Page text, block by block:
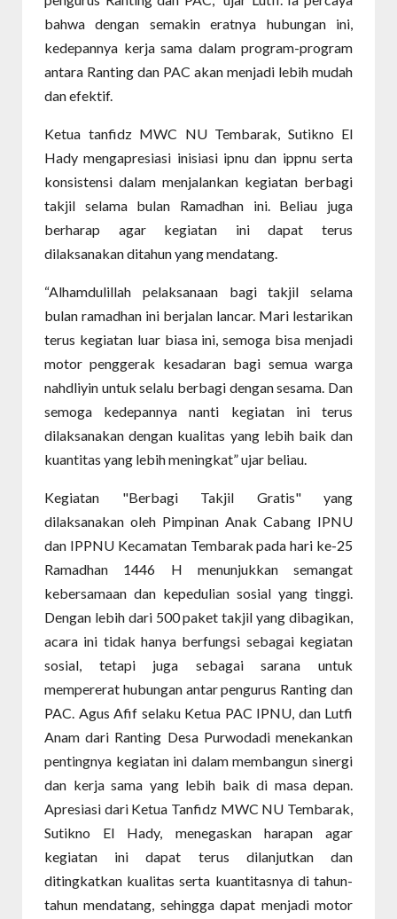
bahwa dengan semakin eratnya hubungan ini,
kedepannya kerja sama dalam program-program
antara Ranting dan PAC akan menjadi lebih mudah
dan efektif.
Ketua tanfidz MWC NU Tembarak, Sutikno El
Hady mengapresiasi inisiasi ipnu dan ippnu serta
konsistensi dalam menjalankan kegiatan berbagi
takjil selama bulan Ramadhan ini. Beliau juga
berharap agar kegiatan ini dapat terus
dilaksanakan ditahun yang mendatang.
“Alhamdulillah pelaksanaan bagi takjil selama
bulan ramadhan ini berjalan lancar. Mari lestarikan
terus kegiatan luar biasa ini, semoga bisa menjadi
motor penggerak kesadaran bagi semua warga
nahdliyin untuk selalu berbagi dengan sesama. Dan
semoga kedepannya nanti kegiatan ini terus
dilaksanakan dengan kualitas yang lebih baik dan
kuantitas yang lebih meningkat” ujar beliau.
Kegiatan "Berbagi Takjil Gratis" yang
dilaksanakan oleh Pimpinan Anak Cabang IPNU
dan IPPNU Kecamatan Tembarak pada hari ke-25
Ramadhan 1446 H menunjukkan semangat
kebersamaan dan kepedulian sosial yang tinggi.
Dengan lebih dari 500 paket takjil yang dibagikan,
acara ini tidak hanya berfungsi sebagai kegiatan
sosial, tetapi juga sebagai sarana untuk
mempererat hubungan antar pengurus Ranting dan
PAC. Agus Afif selaku Ketua PAC IPNU, dan Lutfi
Anam dari Ranting Desa Purwodadi menekankan
pentingnya kegiatan ini dalam membangun sinergi
dan kerja sama yang lebih baik di masa depan.
Apresiasi dari Ketua Tanfidz MWC NU Tembarak,
Sutikno El Hady, menegaskan harapan agar
kegiatan ini dapat terus dilanjutkan dan
ditingkatkan kualitas serta kuantitasnya di tahun-
tahun mendatang, sehingga dapat menjadi motor